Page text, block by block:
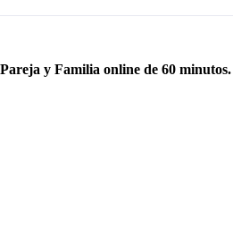
y Familia online de 60 minutos.